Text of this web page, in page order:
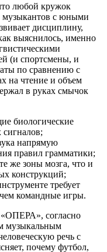
любой кружок
музыкантов с юными
дисциплину,
выяснилось, именно
(и спортсмены, и
по сравнению с
на чтение и объем
в руках смычок
биологические
напрямую
правил грамматики;
же зоны мозга, что и
конструкций;
требует
командные игры.
«ОПЕРА», согласно
музыкальным
речь с
почему футбол,